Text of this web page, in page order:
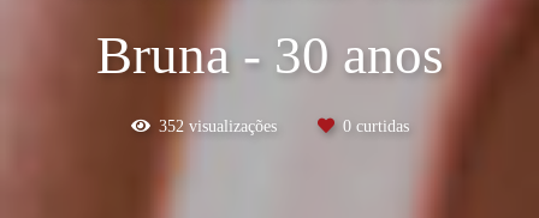
Bruna - 30 anos
352 visualizações 0curtidas